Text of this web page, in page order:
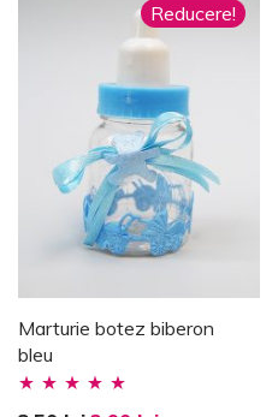
Reducere!
Marturie botez biberon
bleu